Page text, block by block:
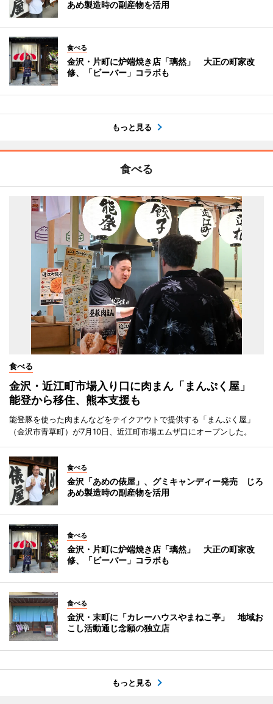
あめ製造時の副産物を活用
食べる
金沢・片町に炉端焼き店「璃然」 大正の町家改
修、「ビーバー」コラボも
もっと見る
食べる
食べる
金沢・近江町市場入り口に肉まん「まんぷく屋」
能登から移住、熊本支援も
能登豚を使った肉まんなどをテイクアウトで提供する「まんぷく屋」
（金沢市青草町）が7月10日、近江町市場エムザ口にオープンした。
食べる
金沢「あめの俵屋」、グミキャンディー発売 じろ
あめ製造時の副産物を活用
食べる
金沢・片町に炉端焼き店「璃然」 大正の町家改
修、「ビーバー」コラボも
食べる
金沢・末町に「カレーハウスやまねこ亭」 地域お
こし活動通じ念願の独立店
もっと見る